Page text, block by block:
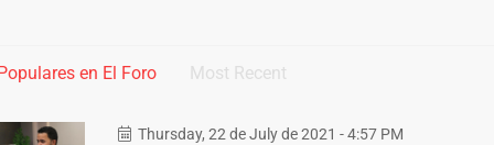
en El Foro Most Recent
Thursday, 22 de July de 2021 - 4:57 PM